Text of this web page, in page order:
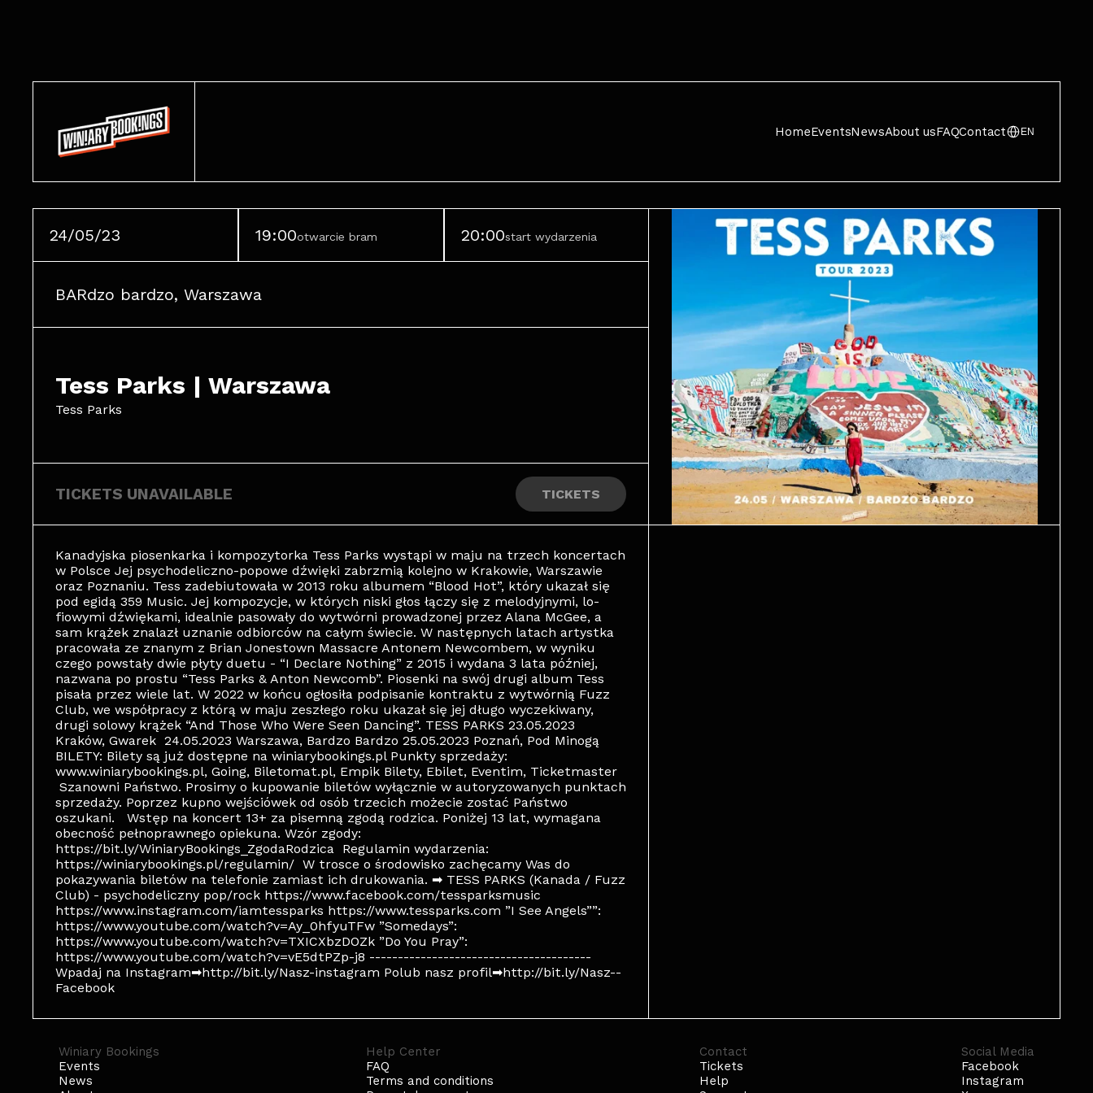
HomeEventsNewsAbout usFAQContact EN
24/05/23 19:00otwarcie bram 20:00start wydarzenia
BARdzo bardzo, Warszawa
Tess Parks | Warszawa
Tess Parks
TICKETS UNAVAILABLE TICKETS
Kanadyjska piosenkarka i kompozytorka Tess Parks wystąpi w maju na trzech koncertach
w Polsce Jej psychodeliczno-popowe dźwięki zabrzmią kolejno w Krakowie, Warszawie
oraz Poznaniu. Tess zadebiutowała w 2013 roku albumem “Blood Hot”, który ukazał się
pod egidą 359 Music. Jej kompozycje, w których niski głos łączy się z melodyjnymi, lo-
fiowymi dźwiękami, idealnie pasowały do wytwórni prowadzonej przez Alana McGee, a
sam krążek znalazł uznanie odbiorców na całym świecie. W następnych latach artystka
pracowała ze znanym z Brian Jonestown Massacre Antonem Newcombem, w wyniku
czego powstały dwie płyty duetu - “I Declare Nothing” z 2015 i wydana 3 lata później,
nazwana po prostu “Tess Parks & Anton Newcomb”. Piosenki na swój drugi album Tess
pisała przez wiele lat. W 2022 w końcu ogłosiła podpisanie kontraktu z wytwórnią Fuzz
Club, we współpracy z którą w maju zeszłego roku ukazał się jej długo wyczekiwany,
drugi solowy krążek “And Those Who Were Seen Dancing”. TESS PARKS 23.05.2023
Kraków, Gwarek 24.05.2023 Warszawa, Bardzo Bardzo 25.05.2023 Poznań, Pod Minogą
BILETY: Bilety są już dostępne na winiarybookings.pl Punkty sprzedaży:
www.winiarybookings.pl, Going, Biletomat.pl, Empik Bilety, Ebilet, Eventim, Ticketmaster
Szanowni Państwo. Prosimy o kupowanie biletów wyłącznie w autoryzowanych punktach
sprzedaży. Poprzez kupno wejściówek od osób trzecich możecie zostać Państwo
oszukani. Wstęp na koncert 13+ za pisemną zgodą rodzica. Poniżej 13 lat, wymagana
obecność pełnoprawnego opiekuna. Wzór zgody:
https://bit.ly/WiniaryBookings_ZgodaRodzica Regulamin wydarzenia:
https://winiarybookings.pl/regulamin/ W trosce o środowisko zachęcamy Was do
pokazywania biletów na telefonie zamiast ich drukowania. ➡ TESS PARKS (Kanada / Fuzz
Club) - psychodeliczny pop/rock https://www.facebook.com/tessparksmusic
https://www.instagram.com/iamtessparks https://www.tessparks.com ”I See Angels””:
https://www.youtube.com/watch?v=Ay_0hfyuTFw ”Somedays”:
https://www.youtube.com/watch?v=TXICXbzDOZk ”Do You Pray”:
https://www.youtube.com/watch?v=vE5dtPZp-j8 ---------------------------------------
Wpadaj na Instagram➡http://bit.ly/Nasz-instagram Polub nasz profil➡http://bit.ly/Nasz--
Facebook
Winiary Bookings
Events
News
Help Center
FAQ
Terms and conditions
Contact
Tickets
Help
Social Media
Facebook
Instagram